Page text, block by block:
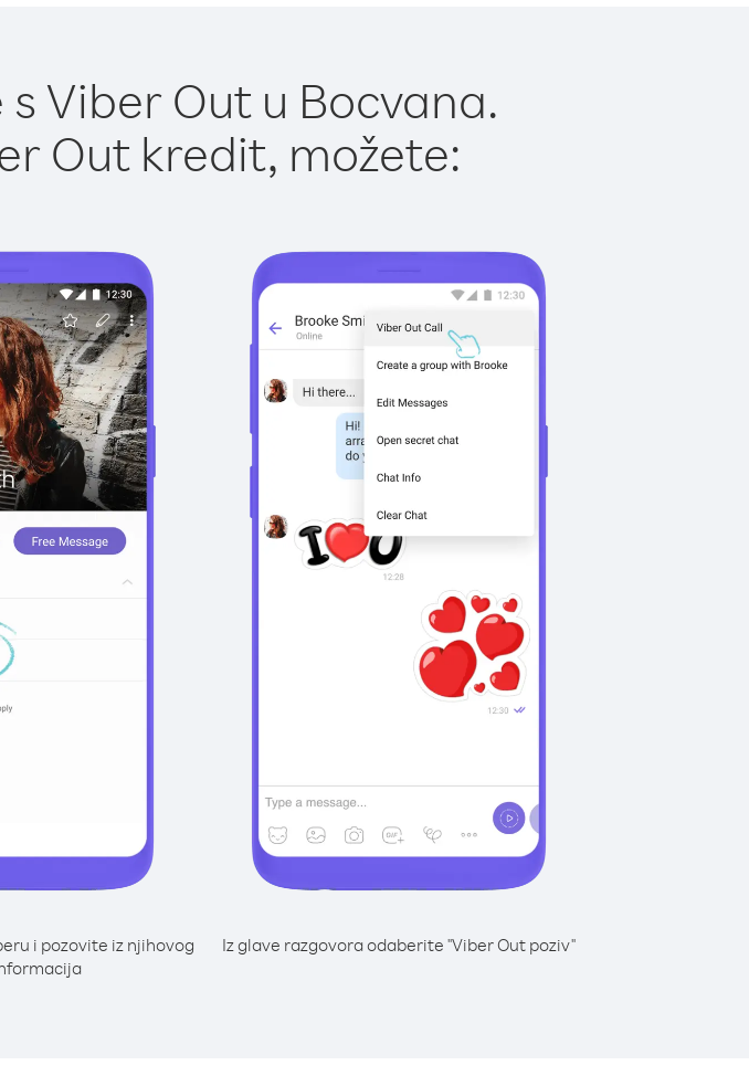
Viber Out u Bocvana.
Out kredit, možete:
i pozovite iz njihovog
Iz glave razgovora odaberite "Viber Out poziv"